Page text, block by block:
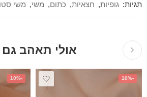
תגיות: גופיות, חצאיות, כתום, משי, משי
אולי תאהב גם
-10%
-10%